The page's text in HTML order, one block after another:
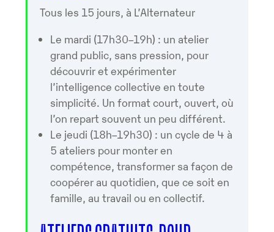
Tous les 15 jours, à L’Alternateur
Le mardi (17h30–19h) : un atelier
grand public, sans pression, pour
découvrir et expérimenter
l’intelligence collective en toute
simplicité. Un format court, ouvert, où
l’on repart souvent un peu différent.
Le jeudi (18h–19h30) : un cycle de 4 à
5 ateliers pour monter en
compétence, transformer sa façon de
coopérer au quotidien, que ce soit en
famille, au travail ou en collectif.